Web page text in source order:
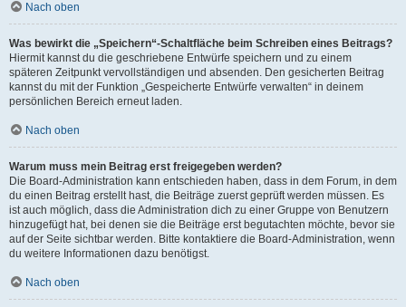
Nach oben
Was bewirkt die „Speichern“-Schaltfläche beim Schreiben eines Beitrags?
Hiermit kannst du die geschriebene Entwürfe speichern und zu einem
späteren Zeitpunkt vervollständigen und absenden. Den gesicherten Beitrag
kannst du mit der Funktion „Gespeicherte Entwürfe verwalten“ in deinem
persönlichen Bereich erneut laden.
Nach oben
Warum muss mein Beitrag erst freigegeben werden?
Die Board-Administration kann entschieden haben, dass in dem Forum, in dem
du einen Beitrag erstellt hast, die Beiträge zuerst geprüft werden müssen. Es
ist auch möglich, dass die Administration dich zu einer Gruppe von Benutzern
hinzugefügt hat, bei denen sie die Beiträge erst begutachten möchte, bevor sie
auf der Seite sichtbar werden. Bitte kontaktiere die Board-Administration, wenn
du weitere Informationen dazu benötigst.
Nach oben